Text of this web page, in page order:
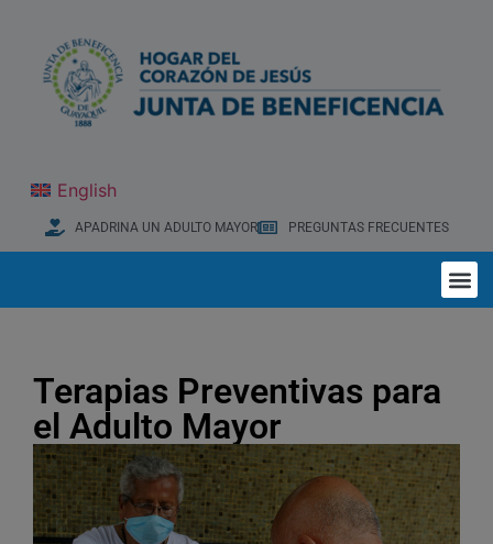
English
APADRINA UN ADULTO MAYOR PREGUNTAS FRECUENTES
Terapias Preventivas para
el Adulto Mayor